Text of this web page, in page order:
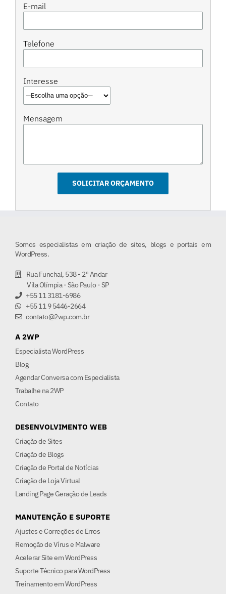
E-mail
Telefone
Interesse
Mensagem
Somos especialistas em criação de sites, blogs e portais em
WordPress.
Rua Funchal, 538 - 2º Andar
Vila Olímpia - São Paulo - SP
+55 11 3181-6986
+55 11 9 5446-2664
contato@2wp.com.br
A 2WP
Especialista WordPress
Blog
Agendar Conversa com Especialista
Trabalhe na 2WP
Contato
DESENVOLVIMENTO WEB
Criação de Sites
Criação de Blogs
Criação de Portal de Notícias
Criação de Loja Virtual
Landing Page Geração de Leads
MANUTENÇÃO E SUPORTE
Ajustes e Correções de Erros
Remoção de Vírus e Malware
Acelerar Site em WordPress
Suporte Técnico para WordPress
Treinamento em WordPress